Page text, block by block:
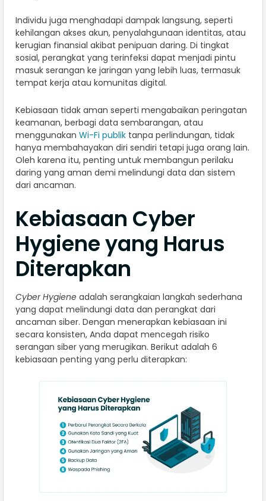
Individu juga menghadapi dampak langsung, seperti
kehilangan akses akun, penyalahgunaan identitas, atau
kerugian finansial akibat penipuan daring. Di tingkat
sosial, perangkat yang terinfeksi dapat menjadi pintu
masuk serangan ke jaringan yang lebih luas, termasuk
tempat kerja atau komunitas digital.
Kebiasaan tidak aman seperti mengabaikan peringatan
keamanan, berbagi data sembarangan, atau
menggunakan Wi-Fi publik tanpa perlindungan, tidak
hanya membahayakan diri sendiri tetapi juga orang lain.
Oleh karena itu, penting untuk membangun perilaku
daring yang aman demi melindungi data dan sistem
dari ancaman.
Kebiasaan Cyber
Hygiene yang Harus
Diterapkan
Cyber Hygiene adalah serangkaian langkah sederhana
yang dapat melindungi data dan perangkat dari
ancaman siber. Dengan menerapkan kebiasaan ini
secara konsisten, Anda dapat mencegah risiko
serangan siber yang merugikan. Berikut adalah 6
kebiasaan penting yang perlu diterapkan: